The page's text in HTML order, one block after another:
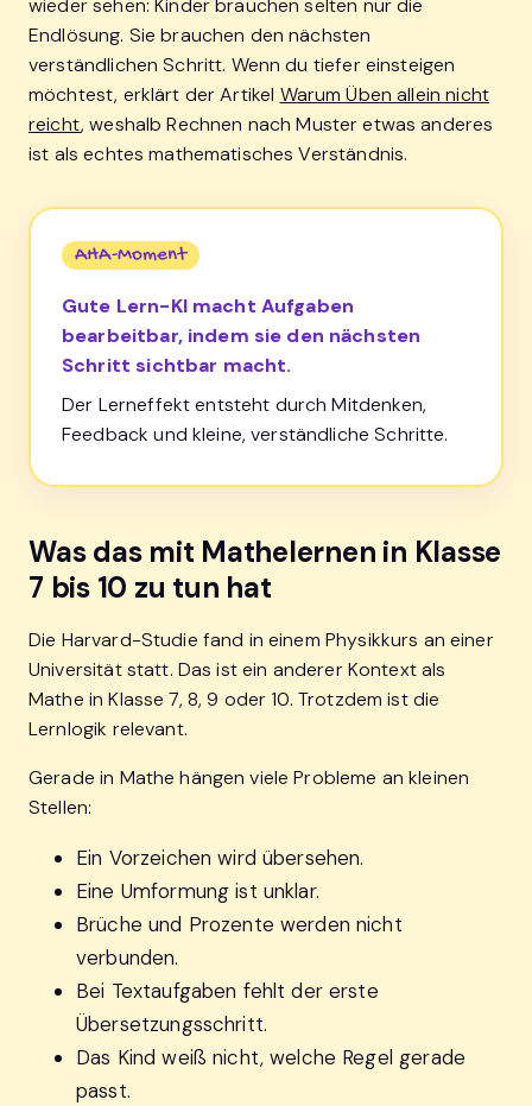
wieder sehen: Kinder brauchen selten nur die
Endlösung. Sie brauchen den nächsten
verständlichen Schritt. Wenn du tiefer einsteigen
möchtest, erklärt der Artikel Warum Üben allein nicht
reicht, weshalb Rechnen nach Muster etwas anderes
ist als echtes mathematisches Verständnis.
AHA-Moment
Gute Lern-KI macht Aufgaben
bearbeitbar, indem sie den nächsten
Schritt sichtbar macht.
Der Lerneffekt entsteht durch Mitdenken,
Feedback und kleine, verständliche Schritte.
Was das mit Mathelernen in Klasse
7 bis 10 zu tun hat
Die Harvard-Studie fand in einem Physikkurs an einer
Universität statt. Das ist ein anderer Kontext als
Mathe in Klasse 7, 8, 9 oder 10. Trotzdem ist die
Lernlogik relevant.
Gerade in Mathe hängen viele Probleme an kleinen
Stellen:
Ein Vorzeichen wird übersehen.
Eine Umformung ist unklar.
Brüche und Prozente werden nicht
verbunden.
Bei Textaufgaben fehlt der erste
Übersetzungsschritt.
Das Kind weiß nicht, welche Regel gerade
passt.